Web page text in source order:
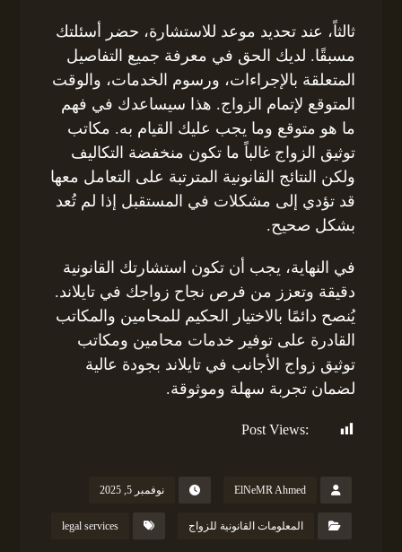
ثالثاً، عند تحديد موعد للاستشارة، حضر أسئلتك
مسبقًا. لديك الحق في معرفة جميع التفاصيل
المتعلقة بالإجراءات، ورسوم الخدمات، والوقت
المتوقع لإتمام الزواج. هذا سيساعدك في فهم
ما هو متوقع وما يجب عليك القيام به. مكاتب
توثيق الزواج غالباً ما تكون منخفضة التكاليف
ولكن النتائج القانونية المترتبة على التعامل معها
قد تؤدي إلى مشكلات في المستقبل إذا لم تُعد
بشكل صحيح.
في النهاية، يجب أن تكون استشارتك القانونية
دقيقة وتعزز من فرص نجاح زواجك في تايلاند.
يُنصح دائمًا بالاختيار الحكيم للمحامين والمكاتب
القادرة على توفير خدمات محامين ومكاتب
توثيق زواج الأجانب في تايلاند بجودة عالية
لضمان تجربة سهلة وموثوقة.
Post Views:
ElNeMR Ahmed نوفمبر 5, 2025
المعلومات القانونية للزواج legal services